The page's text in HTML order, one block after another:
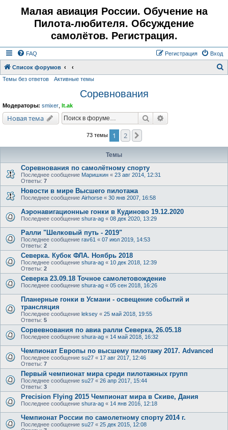
Малая авиация России. Обучение на
Пилота-любителя. Обсуждение
самолётов. Регистрация.
FAQ Вход
Регистрация
Список форумов
Темы без ответов Активные темы
Соревнования
Модераторы: smixer lt.ak
Новая тема Поиск
73 темы 1 2
Темы
Соревнования по самолётному спорту
Последнее сообщение Маришкин « 23 авг 2014, 12:31
Ответы: 7
Новости в мире Высшего пилотажа
Последнее сообщение Airhorse « 30 янв 2007, 16:58
Аэронавигационные гонки в Кудиново 19.12.2020
Последнее сообщение shura-ag « 08 дек 2020, 13:29
Ралли "Шелковый путь - 2019"
Последнее сообщение rav61 « 07 июл 2019, 14:53
Ответы: 2
Cеверка. Кубок ФЛА. Ноябрь 2018
Последнее сообщение shura-ag « 10 дек 2018, 12:39
Ответы: 2
Северка 23.09.18 Точное самолетовождение
Последнее сообщение shura-ag « 05 сен 2018, 16:26
Планерные гонки в Усмани - освещение событий и
трансляция
Последнее сообщение leksey « 25 май 2018, 19:55
Ответы: 5
Сорвевнования по авиа ралли Северка, 26.05.18
Последнее сообщение shura-ag « 14 май 2018, 16:32
Чемпионат Европы по высшему пилотажу 2017. Advanced
Последнее сообщение su27 « 17 авг 2017, 12:46
Ответы: 7
Первый чемпионат мира среди пилотажных групп
Последнее сообщение su27 « 26 апр 2017, 15:44
Ответы: 3
Precision Flying 2015 Чемпионат мира в Скиве, Дания
Последнее сообщение shura-ag « 14 янв 2016, 12:18
Чемпионат России по самолетному спорту 2014 г.
Последнее сообщение su27 « 25 дек 2015, 12:08